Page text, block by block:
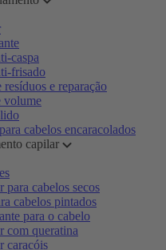
caspa
frisado
e reparação
volume
cabelos encaracolados
capilar
para cabelos secos
cabelos pintados
para o cabelo
com queratina
caracóis